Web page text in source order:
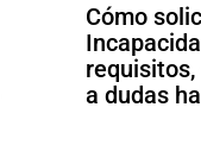
Cómo
a dudas